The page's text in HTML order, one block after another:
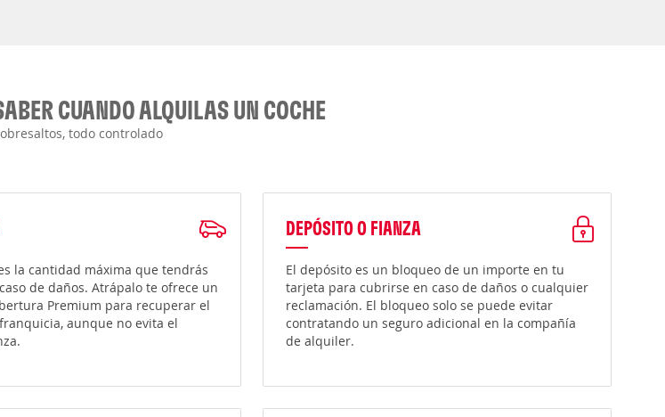
CUANDO ALQUILAS UN COCHE
todo controlado
la cantidad máxima que tendrás
de daños. Atrápalo te ofrece un
Premium para recuperar el
aunque no evita el
DEPÓSITO O FIANZA
El depósito es un bloqueo de un importe en tu
tarjeta para cubrirse en caso de daños o cualquier
reclamación. El bloqueo solo se puede evitar
contratando un seguro adicional en la compañía
de alquiler.